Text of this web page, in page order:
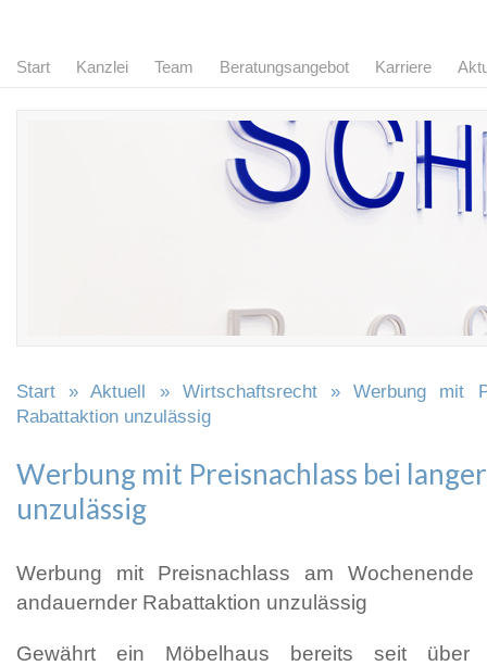
Start Kanzlei Team Beratungsangebot Karriere
Start »Aktuell » Wirtschaftsrecht» Werbung mit
Rabattaktion unzulässig
Werbung mit Preisnachlass bei
unzulässig
Werbung mit Preisnachlass am
andauernder Rabattaktion unzulässig
Gewährt ein Möbelhaus bereits seit über